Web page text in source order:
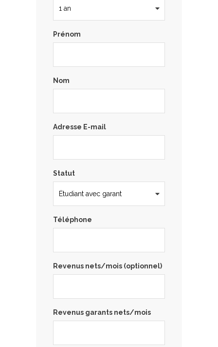
Prénom
Nom
Adresse E-mail
Statut
Téléphone
Revenus nets/mois (optionnel)
Revenus garants nets/mois